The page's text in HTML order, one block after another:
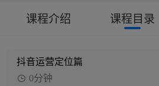
课程介绍 课程目录
抖音运营定位篇
0分钟